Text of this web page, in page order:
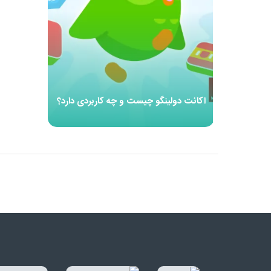
اکانت دولینگو چیست و چه کاربردی دارد؟